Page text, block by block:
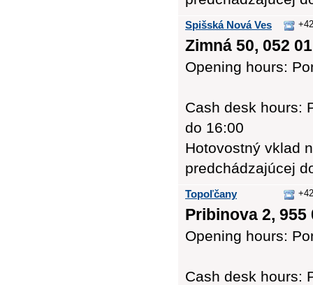
Spišská Nová Ves
Zimná 50, 052 01
Opening hours:
Cash desk hours:
do 16:00
Hotovostný vklad
predchádzajúcej
Topoľčany
Pribinova 2, 955
Opening hours:
Cash desk hours: